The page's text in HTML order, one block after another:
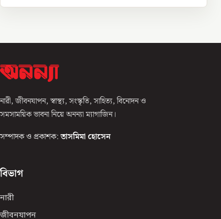
নারী, জীবনযাপন, স্বাস্থ্য, সংস্কৃতি, সাহিত্য, বিনোদন ও
সমসাময়িক ভাবনা নিয়ে অনন্যা ম্যাগাজিন।
সম্পাদক ও প্রকাশক: তাসমিমা হোসেন
বিভাগ
নারী
জীবনযাপন